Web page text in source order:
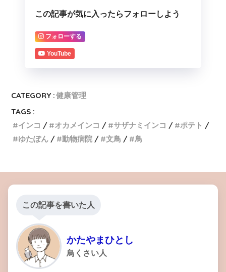
この記事が気に入ったらフォローしよう
フォローする
YouTube
CATEGORY :健康管理
TAGS :
インコ
オカメインコ サザナミインコ
ポテト
ゆたぽん
動物病院 文鳥 鳥
この記事を書いた人
かたやまひとし
鳥くさい人